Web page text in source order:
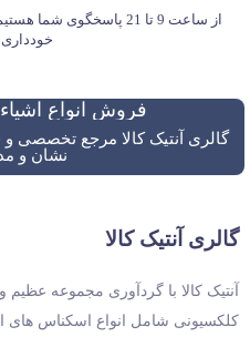
از ساعت 9 تا 21
خودداری
فروش انواع
گالری آنتیک کالا مرجع تخصصی
نشان و
گالری آنتیک کالا
آنتیک کالا با گردآوری مجموعه
کلکسیونی شامل انواع اسکناس های